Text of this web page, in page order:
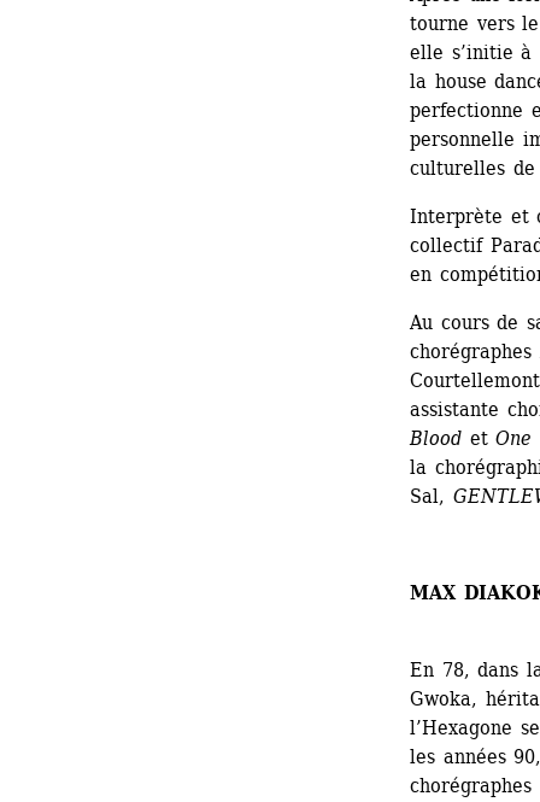
tourne vers
elle s’initie à
la house
perfectionne
personnelle
culturelles
Interprète et
collectif
en
Au cours de
assistante
Blood et One
la
Sal,
MAX
En 78, dans
Gwoka,
l’Hexagone
les années